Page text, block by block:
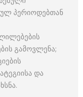
პერიოდებთან
გამოვლენა;
და